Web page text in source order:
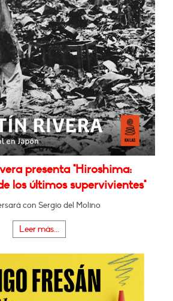
presenta "Hiroshima:
los últimos supervivientes"
con Sergio del Molino
Leer más...